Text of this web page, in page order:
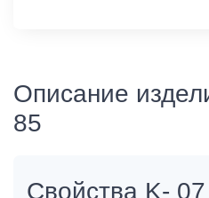
Описание
85
Свойства K-